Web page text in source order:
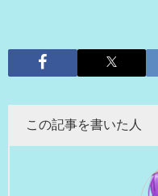
この記事を書いた人